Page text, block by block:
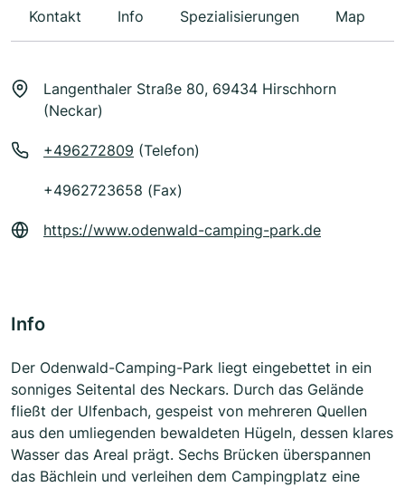
Kontakt Info Spezialisierungen Map
Langenthaler Straße 80, 69434 Hirschhorn
(Neckar)
+496272809 (Telefon)
+4962723658 (Fax)
https://www.odenwald-camping-park.de
Info
Der Odenwald-Camping-Park liegt eingebettet in ein
sonniges Seitental des Neckars. Durch das Gelände
fließt der Ulfenbach, gespeist von mehreren Quellen
aus den umliegenden bewaldeten Hügeln, dessen klares
Wasser das Areal prägt. Sechs Brücken überspannen
das Bächlein und verleihen dem Campingplatz eine